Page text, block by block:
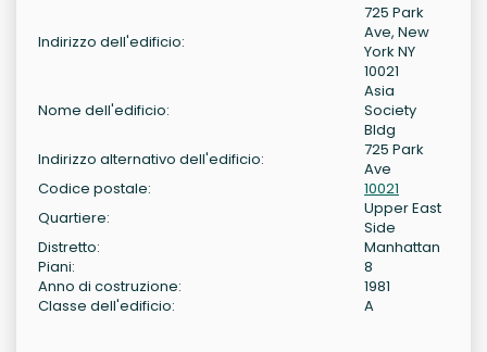
Indirizzo dell'edificio:
725 Park
Ave, New
York NY
10021
Nome dell'edificio:
Asia
Society
Bldg
Indirizzo alternativo dell'edificio:
725 Park
Ave
Codice postale:
10021
Quartiere:
Upper East
Side
Distretto:
Manhattan
Piani:
8
Anno di costruzione:
1981
Classe dell'edificio:
A